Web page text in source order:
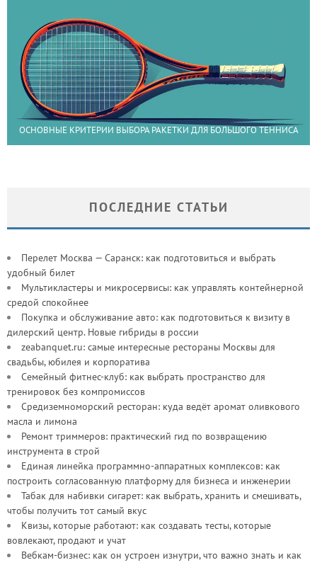
ОСНОВНЫЕ КРИТЕРИИ ВЫБОРА РАКЕТКИ ДЛЯ БОЛЬШОГО ТЕННИСА
ПОСЛЕДНИЕ СТАТЬИ
Перелет Москва — Саранск: как подготовиться и выбрать
удобный билет
Мультикластеры и микросервисы: как управлять контейнерной
средой спокойнее
Покупка и обслуживание авто: как подготовиться к визиту в
дилерский центр. Новые гибриды в россии
zeabanquet.ru: самые интересные рестораны Москвы для
свадьбы, юбилея и корпоратива
Семейный фитнес-клуб: как выбрать пространство для
тренировок без компромиссов
Средиземноморский ресторан: куда ведёт аромат оливкового
масла и лимона
Ремонт триммеров: практический гид по возвращению
инструмента в строй
Единая линейка программно-аппаратных комплексов: как
построить согласованную платформу для бизнеса и инженерии
Табак для набивки сигарет: как выбрать, хранить и смешивать,
чтобы получить тот самый вкус
Квизы, которые работают: как создавать тесты, которые
вовлекают, продают и учат
Вебкам-бизнес: как он устроен изнутри, что важно знать и как